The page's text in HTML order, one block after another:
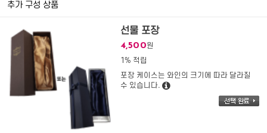
추가 구성 상품
선물 포장
4,500원
1% 적립
포장 케이스는 와인의 크기에 따라 달라질
수 있습니다.